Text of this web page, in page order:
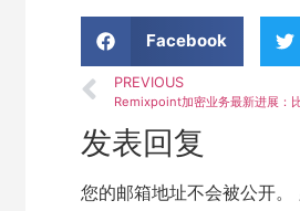
Facebook
PREVIOUS
发表回复
您的邮箱地址不会被公开。